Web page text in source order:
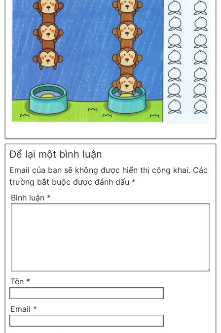
Để lại một bình luận
Email của bạn sẽ không được hiển thị công khai. Các
trường bắt buộc được đánh dấu *
Bình luận *
Tên *
Email *